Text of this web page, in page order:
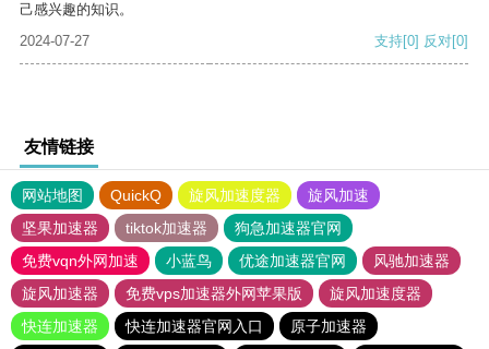
己感兴趣的知识。
2024-07-27
支持[0] 反对[0]
友情链接
网站地图 QuickQ 旋风加速度器
旋风加速
坚果加速器
tiktok加速器
狗急加速器官网
免费vqn外网加速
小蓝鸟 优途加速器官网
风驰加速器
旋风加速器
免费vps加速器外网苹果版
旋风加速度器
快连加速器
快连加速器官网入口
原子加速器